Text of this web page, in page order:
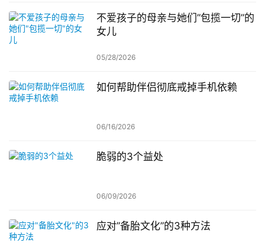
不爱孩子的母亲与她们”包揽一切”的
女儿
05/28/2026
如何帮助伴侣彻底戒掉手机依赖
06/16/2026
脆弱的3个益处
06/09/2026
应对”备胎文化”的3种方法